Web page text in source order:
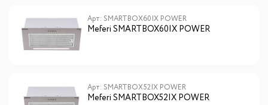
Арт: SMARTBOX60IX POWER
Meferi SMARTBOX60IX POWER
Арт: SMARTBOX52IX POWER
Meferi SMARTBOX52IX POWER